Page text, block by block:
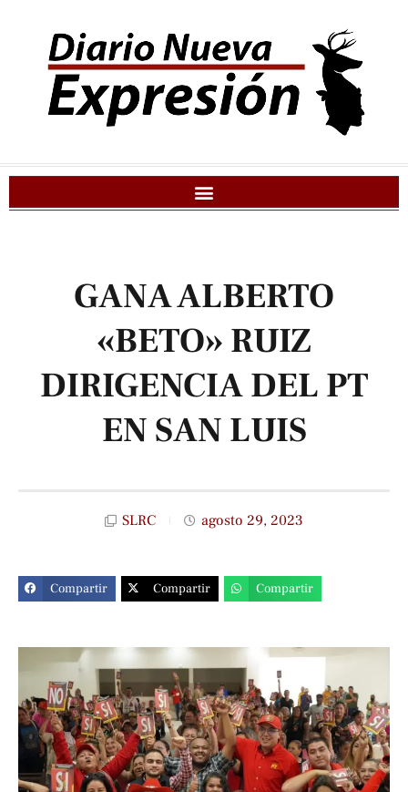
GANA ALBERTO
«BETO» RUIZ
DIRIGENCIA DEL PT
EN SAN LUIS
SLRC agosto 29, 2023
Compartir Compartir Compartir